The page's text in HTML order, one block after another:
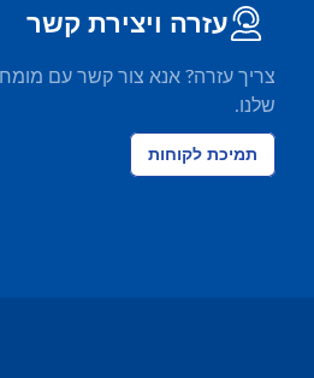
עזרה ויצירת קשר
צריך עזרה? אנא צור קשר עם
שלנו.
תמיכת לקוחות